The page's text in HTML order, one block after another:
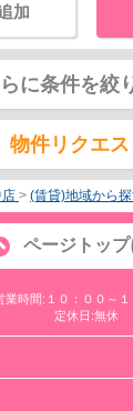
加
に条件を絞
物件リクエス
> (賃貸)地域から
ページトップ
業時間:１０：００～１
定休日:無休